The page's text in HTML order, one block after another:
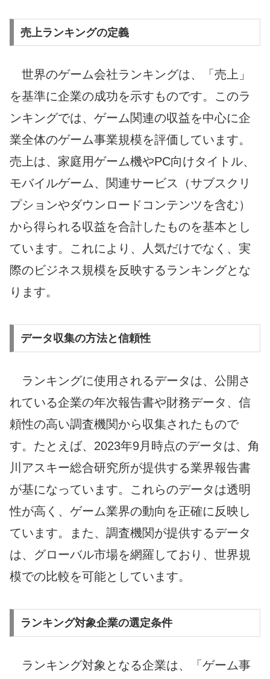
売上ランキングの定義
世界のゲーム会社ランキングは、「売上」
を基準に企業の成功を示すものです。このラ
ンキングでは、ゲーム関連の収益を中心に企
業全体のゲーム事業規模を評価しています。
売上は、家庭用ゲーム機やPC向けタイトル、
モバイルゲーム、関連サービス（サブスクリ
プションやダウンロードコンテンツを含む）
から得られる収益を合計したものを基本とし
ています。これにより、人気だけでなく、実
際のビジネス規模を反映するランキングとな
ります。
データ収集の方法と信頼性
ランキングに使用されるデータは、公開さ
れている企業の年次報告書や財務データ、信
頼性の高い調査機関から収集されたもので
す。たとえば、2023年9月時点のデータは、角
川アスキー総合研究所が提供する業界報告書
が基になっています。これらのデータは透明
性が高く、ゲーム業界の動向を正確に反映し
ています。また、調査機関が提供するデータ
は、グローバル市場を網羅しており、世界規
模での比較を可能としています。
ランキング対象企業の選定条件
ランキング対象となる企業は、「ゲーム事